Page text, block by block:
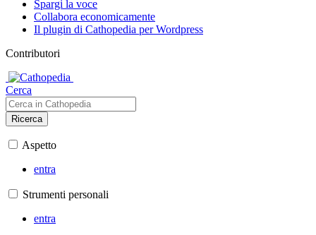
Spargi la voce
Collabora economicamente
Il plugin di Cathopedia per Wordpress
Contributori
Cerca
Ricerca
Aspetto
entra
Strumenti personali
entra